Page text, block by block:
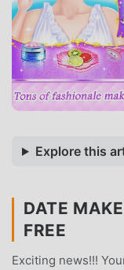
Explore this
DATE
FREE
Exciting news!!!